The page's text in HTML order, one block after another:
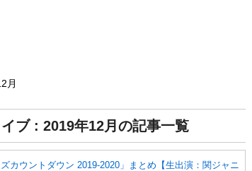
月
ブ : 2019年12月の記事一覧
ズカウントダウン 2019-2020」まとめ【生出演：関ジャニ